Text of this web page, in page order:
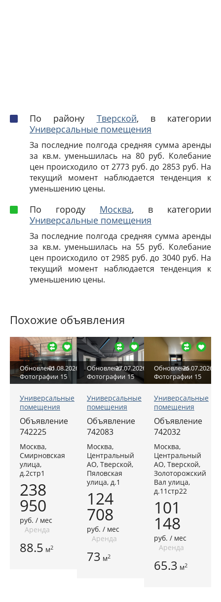
По району Тверской, в категории
Универсальные помещения
За последние полгода средняя сумма аренды
за кв.м. уменьшилась на 80 руб. Колебание
цен происходило от 2773 руб. до 2853 руб. На
текущий момент наблюдается тенденция к
уменьшению цены.
По городу Москва, в категории
Универсальные помещения
За последние полгода средняя сумма аренды
за кв.м. уменьшилась на 55 руб. Колебание
цен происходило от 2985 руб. до 3040 руб. На
текущий момент наблюдается тенденция к
уменьшению цены.
Похожие объявления
Обновлено01.08.2026
Фотографии 15
Универсальные
помещения
Объявление
742225
Москва,
Смирновская
улица,
д.2стр1
238
950
руб. / мес
Аренда
88.5 м2
Обновлено27.07.2026
Фотографии 15
Универсальные
помещения
Объявление
742083
Москва,
Центральный
АО, Тверской,
Пяловская
улица, д.1
124
708
руб. / мес
Аренда
73 м2
Обновлено26.07.2026
Фотографии 15
Универсальные
помещения
Объявление
742032
Москва,
Центральный
АО, Тверской,
Золоторожский
Вал улица,
д.11стр22
101
148
руб. / мес
Аренда
65.3 м2